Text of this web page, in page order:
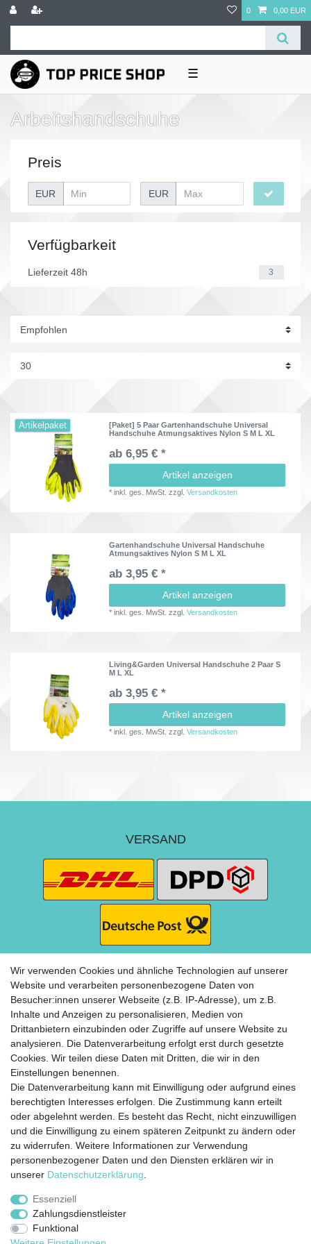
0 0,00 EUR
☰
Arbeitshandschuhe
Preis
EUR EUR
Verfügbarkeit
Lieferzeit 48h 3
Artikelpaket
[Paket] 5 Paar Gartenhandschuhe Universal
Handschuhe Atmungsaktives Nylon S M L XL
ab 6,95 € *
Artikel anzeigen
*inkl. ges. MwSt. zzgl.Versandkosten
Gartenhandschuhe Universal Handschuhe
Atmungsaktives Nylon S M L XL
ab 3,95 € *
Artikel anzeigen
*inkl. ges. MwSt. zzgl.Versandkosten
Living&Garden Universal Handschuhe 2 Paar S
M L XL
ab 3,95 € *
Artikel anzeigen
*inkl. ges. MwSt. zzgl.Versandkosten
VERSAND
ZAHLUNG
Widerrufs­recht Impressum
Daten­schutz­
erklärung
AGB Kontakt
Zahlung &
Versand
© Copyright 2020 Rocket Trading GmbH. Alle Rechte vorbehalten.
Wir verwenden Cookies und ähnliche Technologien auf unserer
Website und verarbeiten personenbezogene Daten von
Besucher:innen unserer Webseite (z.B. IP-Adresse), um z.B.
Inhalte und Anzeigen zu personalisieren, Medien von
Drittanbietern einzubinden oder Zugriffe auf unsere Website zu
analysieren. Die Datenverarbeitung erfolgt erst durch gesetzte
Cookies. Wir teilen diese Daten mit Dritten, die wir in den
Einstellungen benennen.
Die Datenverarbeitung kann mit Einwilligung oder aufgrund eines
berechtigten Interesses erfolgen. Die Zustimmung kann erteilt
oder abgelehnt werden. Es besteht das Recht, nicht einzuwilligen
und die Einwilligung zu einem späteren Zeitpunkt zu ändern oder
zu widerrufen. Weitere Informationen zur Verwendung
personenbezogener Daten und den Diensten erklären wir in
unserer Daten­schutz­erklärung
Essenziell
Zahlungsdienstleister
Funktional